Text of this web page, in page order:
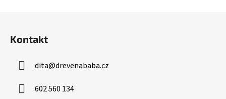
Kontakt
dita@drevenababa.cz
602 560 134